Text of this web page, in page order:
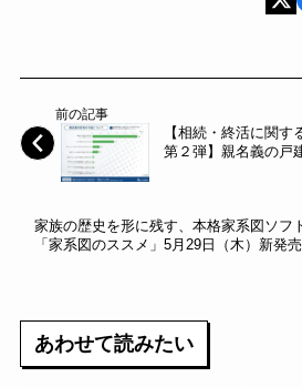
前の記事
【相続・終活に関
第２弾】親名義の戸
家族の歴史を形に残す、本格家系図ソフ
「家系図のススメ」5月29日（木）新発売
あわせて読みたい